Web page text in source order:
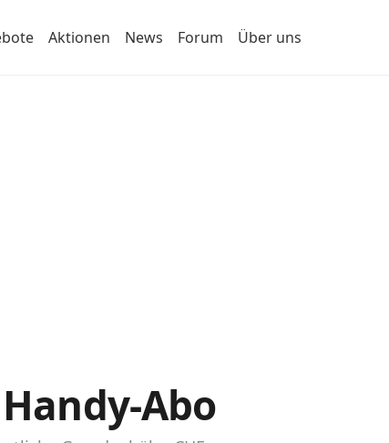
Aktionen News Forum Über uns
Abo